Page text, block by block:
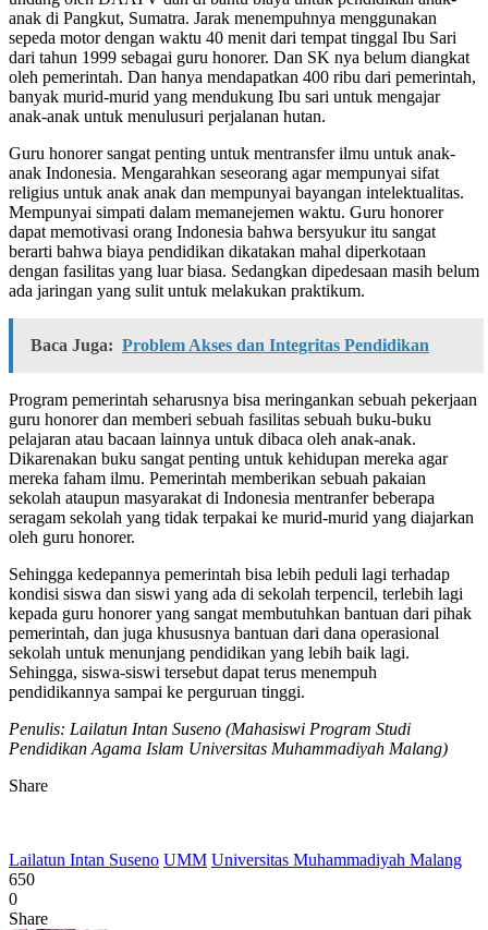
anak di Pangkut, Sumatra. Jarak menempuhnya menggunakan
sepeda motor dengan waktu 40 menit dari tempat tinggal Ibu Sari
dari tahun 1999 sebagai guru honorer. Dan SK nya belum diangkat
oleh pemerintah. Dan hanya mendapatkan 400 ribu dari pemerintah,
banyak murid-murid yang mendukung Ibu sari untuk mengajar
anak-anak untuk menulusuri perjalanan hutan.
Guru honorer sangat penting untuk mentransfer ilmu untuk anak-
anak Indonesia. Mengarahkan seseorang agar mempunyai sifat
religius untuk anak anak dan mempunyai bayangan intelektualitas.
Mempunyai simpati dalam memanejemen waktu. Guru honorer
dapat memotivasi orang Indonesia bahwa bersyukur itu sangat
berarti bahwa biaya pendidikan dikatakan mahal diperkotaan
dengan fasilitas yang luar biasa. Sedangkan dipedesaan masih belum
ada jaringan yang sulit untuk melakukan praktikum.
Baca Juga: Problem Akses dan Integritas Pendidikan
Program pemerintah seharusnya bisa meringankan sebuah pekerjaan
guru honorer dan memberi sebuah fasilitas sebuah buku-buku
pelajaran atau bacaan lainnya untuk dibaca oleh anak-anak.
Dikarenakan buku sangat penting untuk kehidupan mereka agar
mereka faham ilmu. Pemerintah memberikan sebuah pakaian
sekolah ataupun masyarakat di Indonesia mentranfer beberapa
seragam sekolah yang tidak terpakai ke murid-murid yang diajarkan
oleh guru honorer.
Sehingga kedepannya pemerintah bisa lebih peduli lagi terhadap
kondisi siswa dan siswi yang ada di sekolah terpencil, terlebih lagi
kepada guru honorer yang sangat membutuhkan bantuan dari pihak
pemerintah, dan juga khususnya bantuan dari dana operasional
sekolah untuk menunjang pendidikan yang lebih baik lagi.
Sehingga, siswa-siswi tersebut dapat terus menempuh
pendidikannya sampai ke perguruan tinggi.
Penulis: Lailatun Intan Suseno (Mahasiswi Program Studi
Pendidikan Agama Islam Universitas Muhammadiyah Malang)
Share
Lailatun Intan Suseno UMM Universitas Muhammadiyah Malang
650
0
Share